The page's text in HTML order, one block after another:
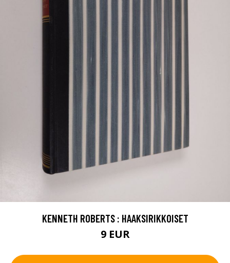
KENNETH ROBERTS : HAAKSIRIKKOISET
9 EUR